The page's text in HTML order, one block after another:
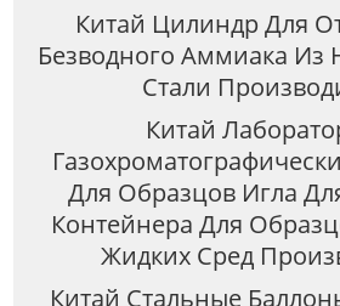
Китай Цилиндр Для
Безводного Аммиака
Стали
Китай
Для Образцов Игла
Контейнера Для
Жидких Сред
Китай Стальные